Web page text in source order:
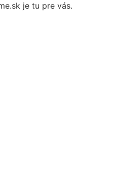
je tu pre vás.